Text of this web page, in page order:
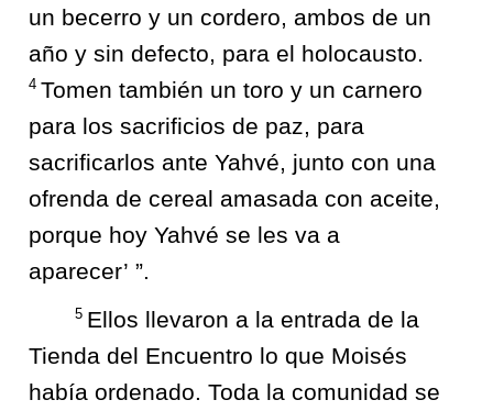
un becerro y un cordero, ambos de un
año y sin defecto, para el holocausto.
4 Tomen también un toro y un carnero
para los sacrificios de paz, para
sacrificarlos ante Yahvé, junto con una
ofrenda de cereal amasada con aceite,
porque hoy Yahvé se les va a
aparecer’ ”.
5 Ellos llevaron a la entrada de la
Tienda del Encuentro lo que Moisés
había ordenado. Toda la comunidad se